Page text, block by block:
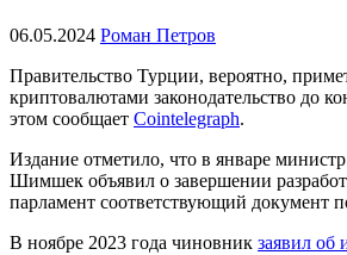
06.05.2024 Роман Петров
Правительство Турции, вероятно,
криптовалютами законодательство до
этом сообщает Cointelegraph.
Издание отметило, что в январе
Шимшек объявил о завершении
парламент соответствующий документ
В ноябре 2023 года чиновник заявил об